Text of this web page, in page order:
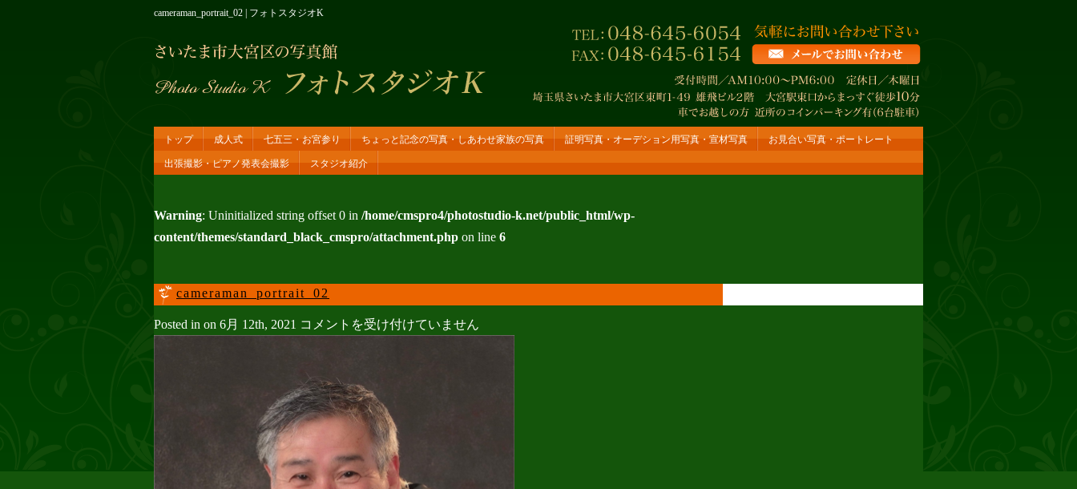
cameraman_portrait_02 | フォトスタジオK
トップ 成人式 七五三・お宮参り ちょっと記念の写真・しあわせ家族の写真 証明写真・オーデション用写真・宣材写真 お見合い写真・ポートレート
出張撮影・ピアノ発表会撮影 スタジオ紹介
Warning: Uninitialized string offset 0 in /home/cmspro4/photostudio-k.net/public_html/wp-
content/themes/standard_black_cmspro/attachment.php on line 6
cameraman_portrait_02
Posted in on 6月 12th, 2021 cameraman_portrait_02
コメントを受け付けていません